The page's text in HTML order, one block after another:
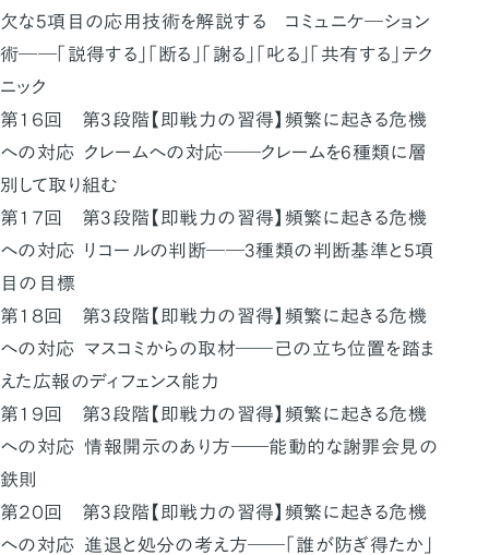
欠な5項目の応用技術を解説する コミュニケ―ション
術――「説得する」「断る」「謝る」「叱る」「共有する」テク
ニック
第１６回 第3段階【即戦力の習得】頻繁に起きる危機
への対応 クレームへの対応――クレームを6種類に層
別して取り組む
第１７回 第3段階【即戦力の習得】頻繁に起きる危機
への対応 リコールの判断――3種類の判断基準と5項
目の目標
第１８回 第3段階【即戦力の習得】頻繁に起きる危機
への対応 マスコミからの取材――己の立ち位置を踏ま
えた広報のディフェンス能力
第１９回 第3段階【即戦力の習得】頻繁に起きる危機
への対応 情報開示のあり方――能動的な謝罪会見の
鉄則
第２０回 第3段階【即戦力の習得】頻繁に起きる危機
への対応 進退と処分の考え方――「誰が防ぎ得たか」